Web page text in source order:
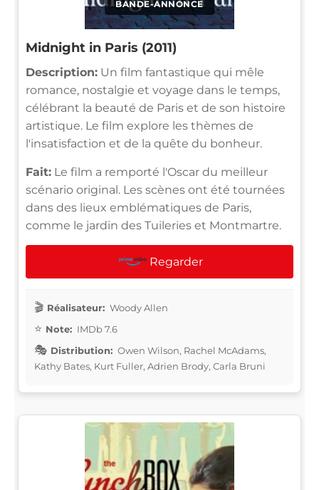
BANDE-ANNONCE
Midnight in Paris (2011)
Description: Un film fantastique qui mêle
romance, nostalgie et voyage dans le temps,
célébrant la beauté de Paris et de son histoire
artistique. Le film explore les thèmes de
l'insatisfaction et de la quête du bonheur.
Fait: Le film a remporté l'Oscar du meilleur
scénario original. Les scènes ont été tournées
dans des lieux emblématiques de Paris,
comme le jardin des Tuileries et Montmartre.
Regarder
Réalisateur: Woody Allen
Note: IMDb 7.6
Distribution: Owen Wilson, Rachel McAdams,
Kathy Bates, Kurt Fuller, Adrien Brody, Carla Bruni